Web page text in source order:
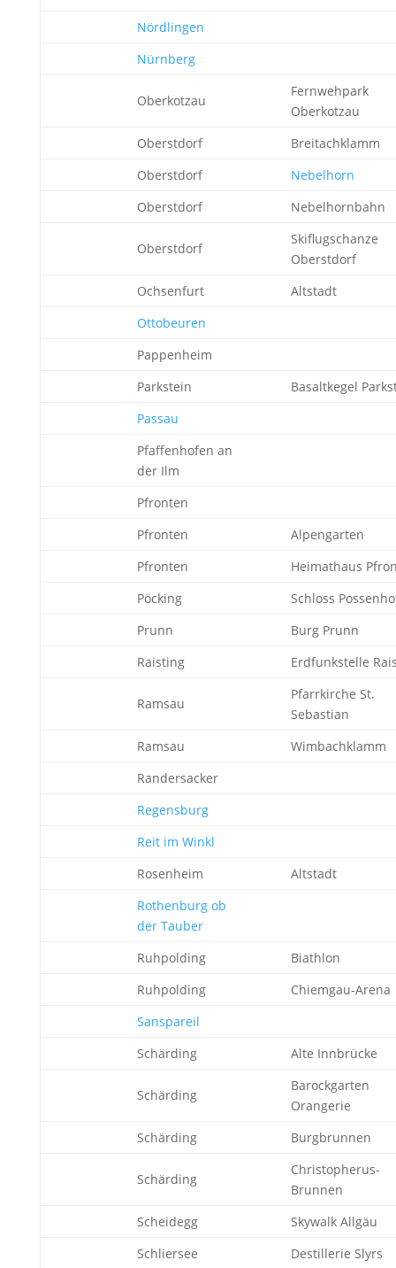
Nördlingen
Nürnberg
Oberkotzau
Fernwehpark
Oberkotzau
Oberstdorf
Breitachklamm
Oberstdorf
Nebelhorn
Oberstdorf
Nebelhornbahn
Oberstdorf
Skiflugschanze
Oberstdorf
Ochsenfurt
Altstadt
Ottobeuren
Pappenheim
Parkstein
Basaltkegel
Passau
Pfaffenhofen an
der Ilm
Pfronten
Pfronten
Alpengarten
Pfronten
Heimathaus
Pöcking
Schloss
Prunn
Burg Prunn
Raisting
Erdfunkstelle
Ramsau
Pfarrkirche St.
Sebastian
Ramsau
Wimbachklamm
Randersacker
Regensburg
Reit im Winkl
Rosenheim
Altstadt
Rothenburg ob
der Tauber
Ruhpolding
Biathlon
Ruhpolding
Chiemgau-Arena
Sanspareil
Schärding
Alte Innbrücke
Schärding
Barockgarten
Orangerie
Schärding
Burgbrunnen
Schärding
Christopherus-
Brunnen
Scheidegg
Skywalk Allgäu
Schliersee
Destillerie Slyrs